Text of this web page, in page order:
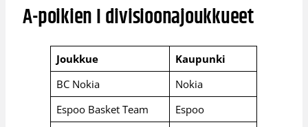
A-poikien I divisioonajoukkueet
Joukkue
Kaupunki
BC Nokia
Nokia
Espoo Basket Team
Espoo